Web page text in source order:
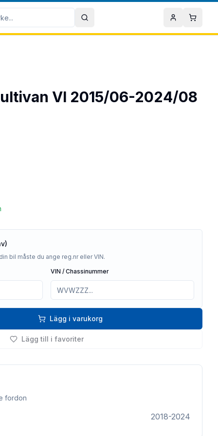
Sök Mitt konto
VI 2015/06-2024/08
bil måste du ange reg.nr eller VIN.
VIN / Chassinummer
Lägg i varukorg
Lägg till i favoriter
fordon
2018-2024